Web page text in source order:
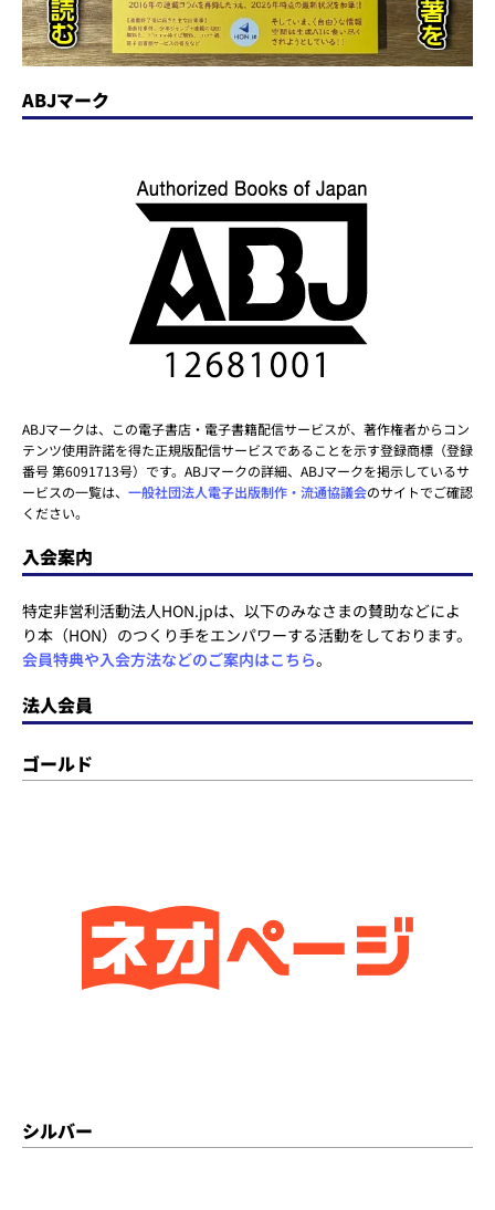
ABJマーク
ABJマークは、この電子書店・電子書籍配信サービスが、著作権者からコン
テンツ使用許諾を得た正規版配信サービスであることを示す登録商標（登録
番号 第6091713号）です。ABJマークの詳細、ABJマークを掲示しているサ
ービスの一覧は、 一般社団法人電子出版制作・流通協議会のサイトでご確認
ください。
入会案内
特定非営利活動法人HON.jpは、以下のみなさまの賛助などによ
り本（HON）のつくり手をエンパワーする活動をしております。
会員特典や入会方法などのご案内はこちら。
法人会員
ゴールド
シルバー